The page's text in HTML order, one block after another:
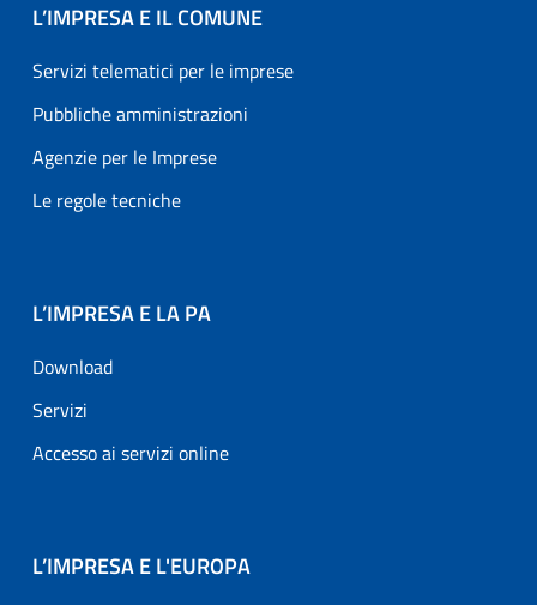
L’IMPRESA E IL COMUNE
Servizi telematici per le imprese
Pubbliche amministrazioni
Agenzie per le Imprese
Le regole tecniche
L’IMPRESA E LA PA
Download
Servizi
Accesso ai servizi online
L’IMPRESA E L'EUROPA